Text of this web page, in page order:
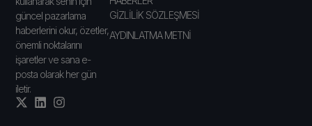
güncel pazarlama
haberlerini okur, özetler,
önemli noktalarını
işaretler ve sana e-
posta olarak her gün
iletir.
GİZLİLİK SÖZLEŞMESİ
AYDINLATMA METNİ